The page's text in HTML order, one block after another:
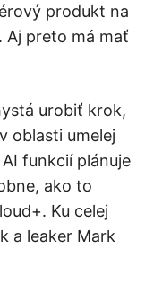
produkt na
Aj preto má mať
urobiť krok,
oblasti umelej
funkcií plánuje
ako to
Ku celej
a leaker Mark